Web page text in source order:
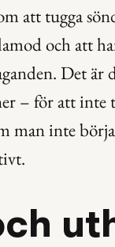
att tugga
och att
Det är
– för att inte
man inte